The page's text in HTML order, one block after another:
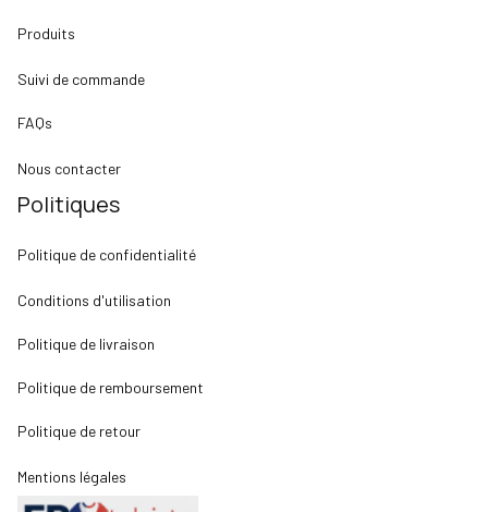
Produits
Suivi de commande
FAQs
Nous contacter
Politiques
Politique de confidentialité
Conditions d'utilisation
Politique de livraison
Politique de remboursement
Politique de retour
Mentions légales